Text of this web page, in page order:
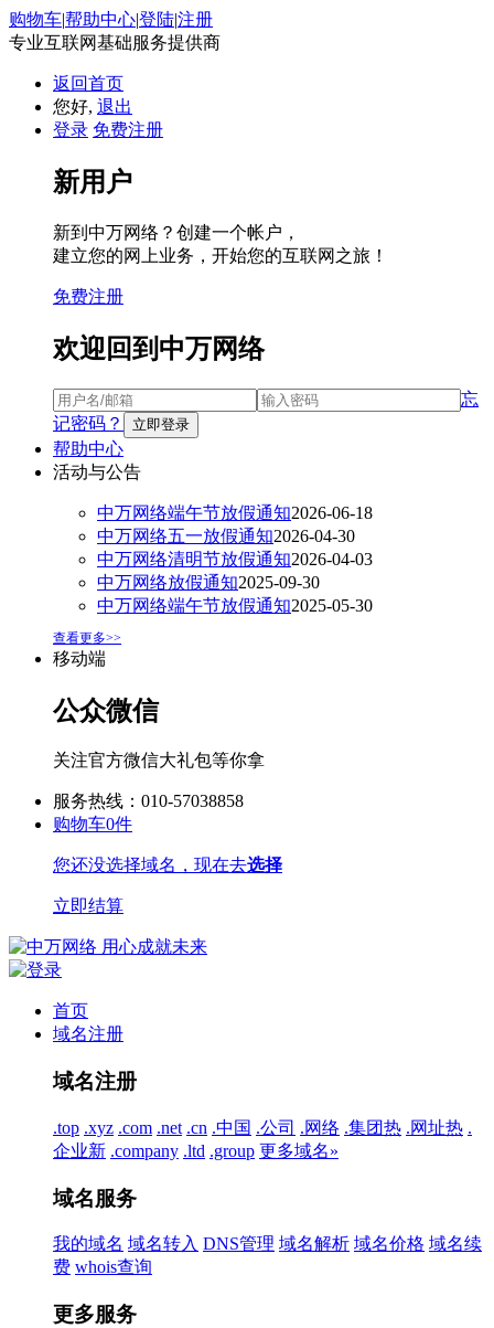
购物车|帮助中心|登陆|注册
专业互联网基础服务提供商
返回首页
您好, 退出
登录 免费注册
新用户
新到中万网络？创建一个帐户，
建立您的网上业务，开始您的互联网之旅！
免费注册
欢迎回到中万网络
忘
记密码？
帮助中心
活动与公告
中万网络端午节放假通知2026-06-18
中万网络五一放假通知2026-04-30
中万网络清明节放假通知2026-04-03
中万网络放假通知2025-09-30
中万网络端午节放假通知2025-05-30
查看更多>>
移动端
公众微信
关注官方微信大礼包等你拿
服务热线：010-57038858
购物车0件
您还没选择域名，现在去选择
立即结算
首页
域名注册
域名注册
.top .xyz .com .net .cn .中国 .公司 .网络 .集团热 .网址热 .
企业新 .company .ltd .group 更多域名»
域名服务
我的域名 域名转入 DNS管理 域名解析 域名价格 域名续
费 whois查询
更多服务